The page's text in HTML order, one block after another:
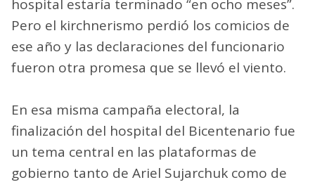
hospital estaría terminado “en ocho meses”.
Pero el kirchnerismo perdió los comicios de
ese año y las declaraciones del funcionario
fueron otra promesa que se llevó el viento.
En esa misma campaña electoral, la
finalización del hospital del Bicentenario fue
un tema central en las plataformas de
gobierno tanto de Ariel Sujarchuk como de